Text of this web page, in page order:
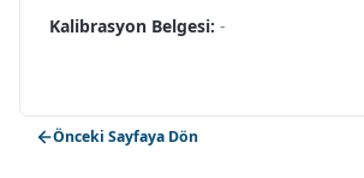
Kalibrasyon Belgesi: -
Önceki Sayfaya Dön